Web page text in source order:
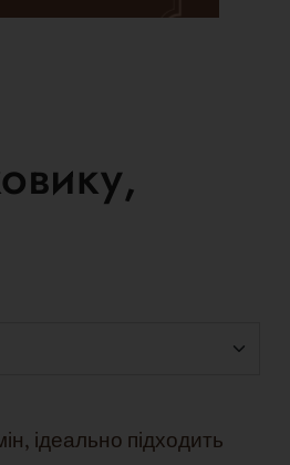
ідеально підходить